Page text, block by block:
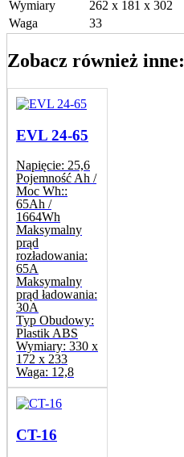
Wymiary
262 x 181 x 302
Waga
33
Zobacz również inne:
EVL 24-65
Napięcie: 25,6
Pojemność Ah /
Moc Wh::
65Ah /
1664Wh
Maksymalny
prąd
rozładowania:
65A
Maksymalny
prąd ładowania:
30A
Typ Obudowy:
Plastik ABS
Wymiary: 330 x
172 x 233
Waga: 12,8
CT-16